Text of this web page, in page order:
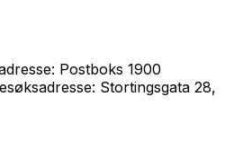
Postboks 1900
Stortingsgata 28,